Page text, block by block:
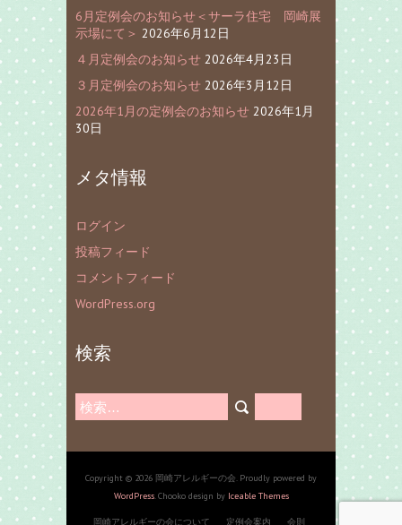
6月定例会のお知らせ＜サーラ住宅 岡崎展
示場にて＞ 2026年6月12日
４月定例会のお知らせ 2026年4月23日
３月定例会のお知らせ 2026年3月12日
2026年1月の定例会のお知らせ 2026年1月
30日
メタ情報
ログイン
投稿フィード
コメントフィード
WordPress.org
検索
検
Copyright © 2026 岡崎アレルギーの会. Proudly powered by
WordPress. Chooko design by Iceable Themes
岡崎アレルギーの会について 定例会案内 会則